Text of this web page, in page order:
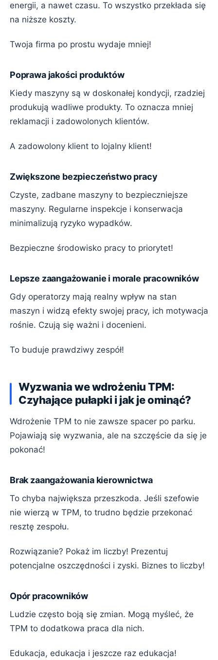
energii, a nawet czasu. To wszystko przekłada się
na niższe koszty.
Twoja firma po prostu wydaje mniej!
Poprawa jakości produktów
Kiedy maszyny są w doskonałej kondycji, rzadziej
produkują wadliwe produkty. To oznacza mniej
reklamacji i zadowolonych klientów.
A zadowolony klient to lojalny klient!
Zwiększone bezpieczeństwo pracy
Czyste, zadbane maszyny to bezpieczniejsze
maszyny. Regularne inspekcje i konserwacja
minimalizują ryzyko wypadków.
Bezpieczne środowisko pracy to priorytet!
Lepsze zaangażowanie i morale pracowników
Gdy operatorzy mają realny wpływ na stan
maszyn i widzą efekty swojej pracy, ich motywacja
rośnie. Czują się ważni i docenieni.
To buduje prawdziwy zespół!
Wyzwania we wdrożeniu TPM:
Czyhające pułapki i jak je ominąć?
Wdrożenie TPM to nie zawsze spacer po parku.
Pojawiają się wyzwania, ale na szczęście da się je
pokonać!
Brak zaangażowania kierownictwa
To chyba największa przeszkoda. Jeśli szefowie
nie wierzą w TPM, to trudno będzie przekonać
resztę zespołu.
Rozwiązanie? Pokaż im liczby! Prezentuj
potencjalne oszczędności i zyski. Biznes to liczby!
Opór pracowników
Ludzie często boją się zmian. Mogą myśleć, że
TPM to dodatkowa praca dla nich.
Edukacja, edukacja i jeszcze raz edukacja!